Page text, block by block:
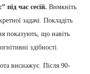
під час сесій. Вимкніть
задачі. Покладіть
показують, що навіть
здібності.
виснажує. Після 90-